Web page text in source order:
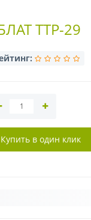
ТТР-29
Купить в один клик